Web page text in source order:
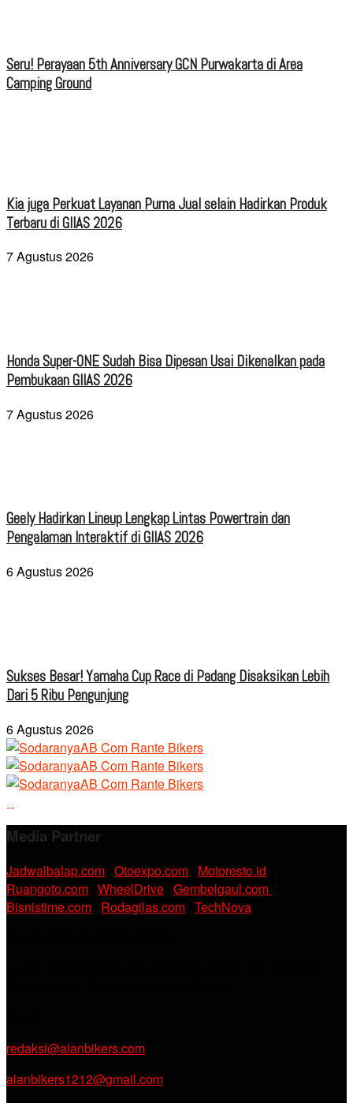
Seru! Perayaan 5th Anniversary GCN Purwakarta di Area
Camping Ground
Kia juga Perkuat Layanan Purna Jual selain Hadirkan Produk
Terbaru di GIIAS 2026
7 Agustus 2026
Honda Super-ONE Sudah Bisa Dipesan Usai Dikenalkan pada
Pembukaan GIIAS 2026
7 Agustus 2026
Geely Hadirkan Lineup Lengkap Lintas Powertrain dan
Pengalaman Interaktif di GIIAS 2026
6 Agustus 2026
Sukses Besar! Yamaha Cup Race di Padang Disaksikan Lebih
Dari 5 Ribu Pengunjung
6 Agustus 2026
Media Partner
Jadwalbalap.com Otoexpo.com Motoresto.id
Ruangoto.com WheelDrive Gembelgaul.com
Bisnistime.com Rodagilas.com TechNova
redaksi@alanbikers.com
alanbikers1212@gmail.com